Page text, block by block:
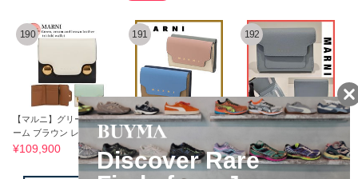
190
【マルニ】グリーン クリ
ーム ブラウン レザー製 三
つ折り財布
¥109,900
191
傷や汚れに強く美しい*Mar
ni*サフィアーノレザー製*
三つ折り財布
¥104,800
192
【関税込み】☆MARNI☆
折りたたみ財布
¥59,800